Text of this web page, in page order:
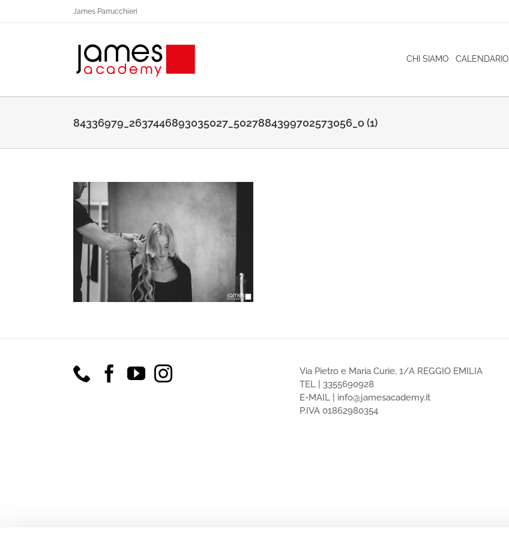
James Parrucchieri
CHI SIAMO CALENDARIO
84336979_2637446893035027_5027884399702573056_o (1)
Via Pietro e Maria Curie, 1/A REGGIO EMILIA
TEL | 3355690928
E-MAIL | info@jamesacademy.it
P.IVA 01862980354